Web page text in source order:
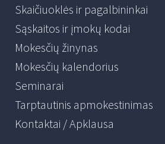
Skaičiuoklės ir pagalbininkai
Sąskaitos ir įmokų kodai
Mokesčių žinynas
Mokesčių kalendorius
Seminarai
Tarptautinis apmokestinimas
Kontaktai / Apklausa